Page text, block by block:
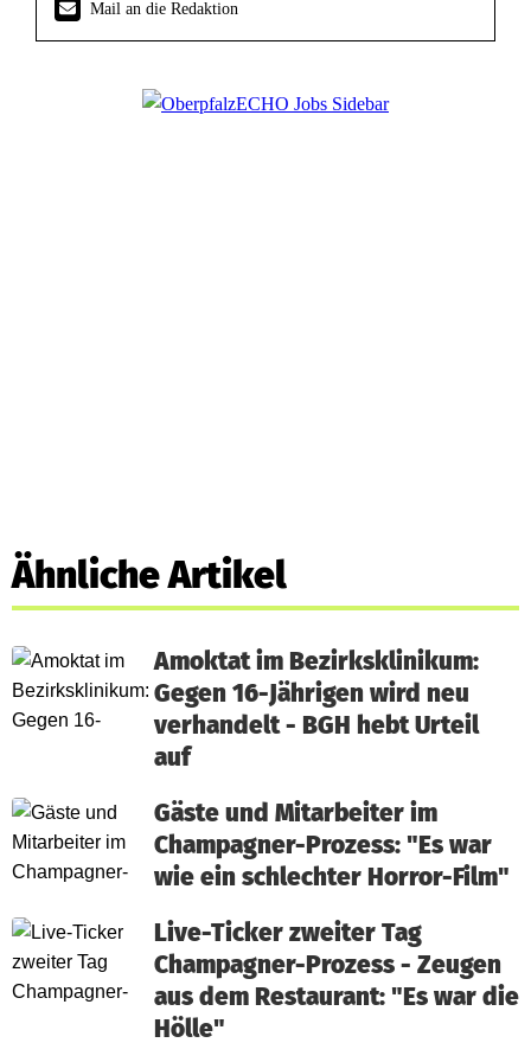
Mail an die Redaktion
Ähnliche Artikel
Amoktat im Bezirksklinikum:
Gegen 16-Jährigen wird neu
verhandelt - BGH hebt Urteil
auf
Gäste und Mitarbeiter im
Champagner-Prozess: "Es war
wie ein schlechter Horror-Film"
Live-Ticker zweiter Tag
Champagner-Prozess - Zeugen
aus dem Restaurant: "Es war die
Hölle"